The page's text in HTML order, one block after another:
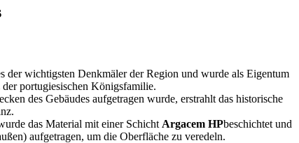
der wichtigsten Denkmäler der Region und wurde als Eigentum
portugiesischen Königsfamilie.
des Gebäudes aufgetragen wurde, erstrahlt das historische
das Material mit einer Schicht Argacem HPbeschichtet und
aufgetragen, um die Oberfläche zu veredeln.